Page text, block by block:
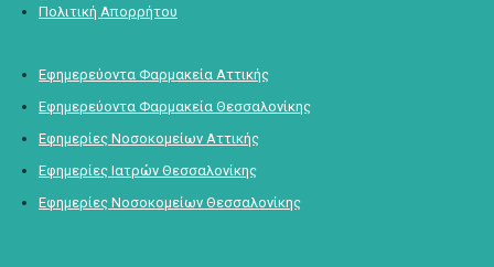
Πολιτική Απορρήτου
Εφημερεύοντα Φαρμακεία Αττικής
Εφημερεύοντα Φαρμακεία Θεσσαλονίκης
Εφημερίες Νοσοκομείων Αττικής
Εφημερίες Ιατρών Θεσσαλονίκης
Εφημερίες Νοσοκομείων Θεσσαλονίκης